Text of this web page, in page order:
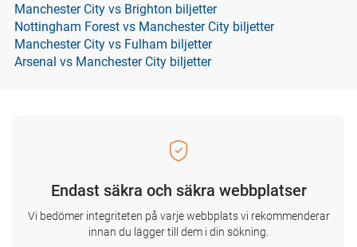
Manchester City vs Brighton biljetter
Nottingham Forest vs Manchester City biljetter
Manchester City vs Fulham biljetter
Arsenal vs Manchester City biljetter
Endast säkra och säkra webbplatser
Vi bedömer integriteten på varje webbplats vi rekommenderar
innan du lägger till dem i din sökning.